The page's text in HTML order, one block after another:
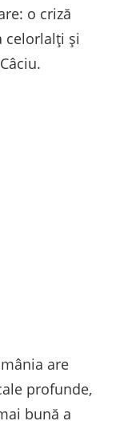
o criză
celorlalţi şi
are
profunde,
bună a